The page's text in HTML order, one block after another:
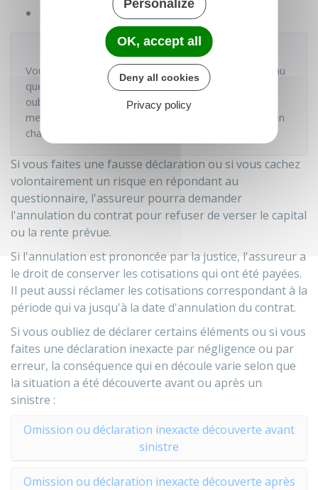
Refuser de vous assurer.
Vous devez répondre exactement et sincèrement au
questionnaire médical. Une fausse déclaration ou un
oubli aura des conséquences car l'assureur pourra
mettre fin au contrat et pourra contester sa prise en
charge.
Si vous faites une fausse déclaration ou si vous cachez
volontairement un risque en répondant au
questionnaire, l'assureur pourra demander
l'annulation du contrat pour refuser de verser le capital
ou la rente prévue.
Si l'annulation est prononcée par la justice, l'assureur a
le droit de conserver les cotisations qui ont été payées.
Il peut aussi réclamer les cotisations correspondant à la
période qui va jusqu'à la date d'annulation du contrat.
Si vous oubliez de déclarer certains éléments ou si vous
faites une déclaration inexacte par négligence ou par
erreur, la conséquence qui en découle varie selon que
la situation a été découverte avant ou après un
sinistre :
Omission ou déclaration inexacte découverte avant
sinistre
Omission ou déclaration inexacte découverte après
Personalize
OK, accept all
Deny all cookies
Privacy policy